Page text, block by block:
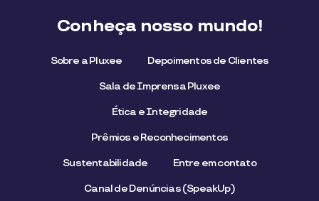
Conheça nosso mundo!
Sobre a Pluxee Depoimentos de Clientes
Sala de Imprensa Pluxee
Ética e Integridade
Prêmios e Reconhecimentos
Sustentabilidade Entre em contato
Canal de Denúncias (SpeakUp)